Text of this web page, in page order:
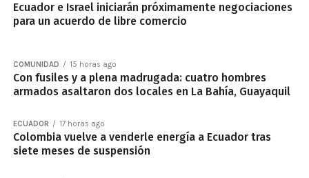
Ecuador e Israel iniciarán próximamente negociaciones
para un acuerdo de libre comercio
COMUNIDAD 15 horas ago
Con fusiles y a plena madrugada: cuatro hombres
armados asaltaron dos locales en La Bahía, Guayaquil
ECUADOR 17 horas ago
Colombia vuelve a venderle energía a Ecuador tras
siete meses de suspensión